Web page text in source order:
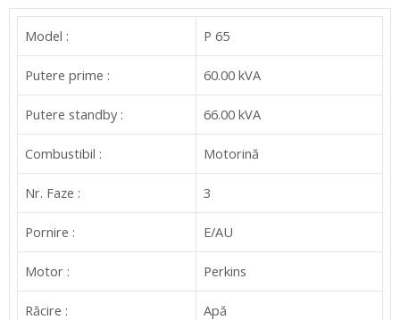
Model : P 65
Putere prime : 60.00 kVA
Putere standby : 66.00 kVA
Combustibil : Motorină
Nr. Faze : 3
Pornire : E/AU
Motor : Perkins
Răcire : Apă